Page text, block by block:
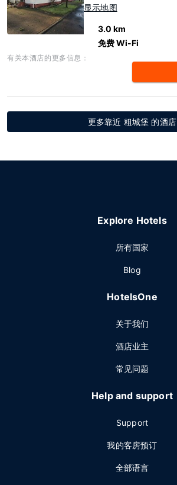
显示地图
3.0 km
免费 Wi-Fi
有关本酒店的更多信息：
更多靠近 粗城堡 的酒店
Explore Hotels
所有国家
Blog
HotelsOne
关于我们
酒店业主
常见问题
Help and support
Support
我的客房预订
全部语言